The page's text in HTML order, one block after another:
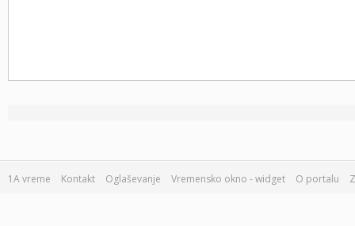
1A vreme Kontakt Oglaševanje Vremensko okno - widget O portalu